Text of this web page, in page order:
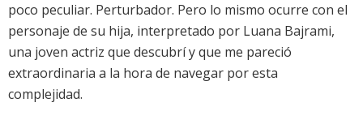
poco peculiar. Perturbador. Pero lo mismo ocurre con el
personaje de su hija, interpretado por Luana Bajrami,
una joven actriz que descubrí y que me pareció
extraordinaria a la hora de navegar por esta
complejidad.